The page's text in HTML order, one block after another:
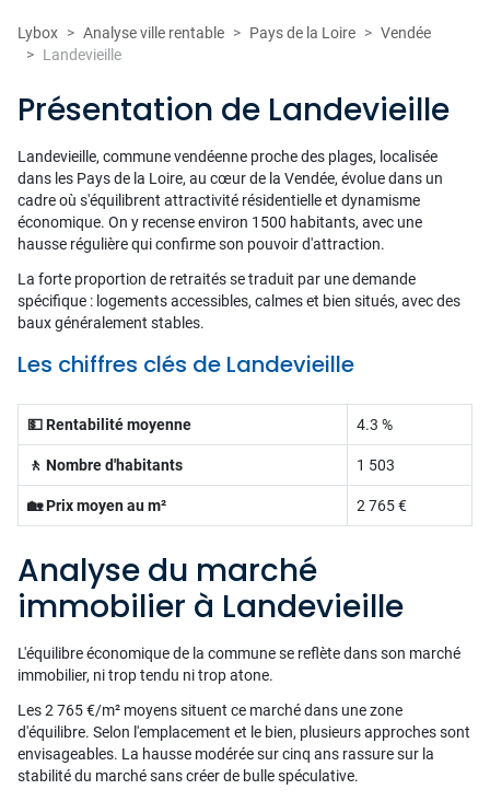
Lybox Analyse ville rentable Pays de la Loire
Vendée
Landevieille
Présentation de Landevieille
Landevieille, commune vendéenne proche des plages, localisée
dans les Pays de la Loire, au cœur de la Vendée, évolue dans un
cadre où s'équilibrent attractivité résidentielle et dynamisme
économique. On y recense environ 1500 habitants, avec une
hausse régulière qui confirme son pouvoir d'attraction.
La forte proportion de retraités se traduit par une demande
spécifique : logements accessibles, calmes et bien situés, avec des
baux généralement stables.
Les chiffres clés de Landevieille
💵 Rentabilité moyenne 4.3 %
🚶 Nombre d'habitants 1 503
🏡 Prix moyen au m² 2 765 €
Analyse du marché
immobilier à Landevieille
L'équilibre économique de la commune se reflète dans son marché
immobilier, ni trop tendu ni trop atone.
Les 2 765 €/m² moyens situent ce marché dans une zone
d'équilibre. Selon l'emplacement et le bien, plusieurs approches sont
envisageables. La hausse modérée sur cinq ans rassure sur la
stabilité du marché sans créer de bulle spéculative.